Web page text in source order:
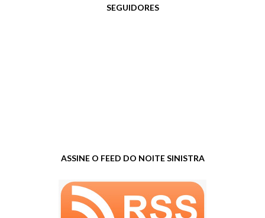
SEGUIDORES
ASSINE O FEED DO NOITE SINISTRA